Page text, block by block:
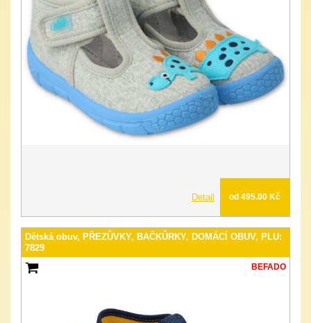
Detail od 495.00 Kč
Dětská obuv, PŘEZŮVKY, BAČKŮRKY, DOMÁCÍ OBUV, PLU:
7829
BEFADO